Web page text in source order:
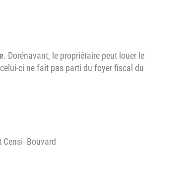
. Dorénavant, le propriétaire peut louer le
ci ne fait pas parti du foyer fiscal du
Bouvard